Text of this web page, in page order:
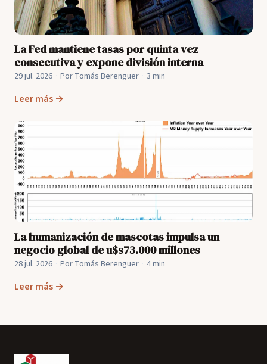
La Fed mantiene tasas por quinta vez
consecutiva y expone división interna
29 jul. 2026 Por Tomás Berenguer 3 min
Leer más →
La humanización de mascotas impulsa un
negocio global de u$s73.000 millones
28 jul. 2026 Por Tomás Berenguer 4 min
Leer más →